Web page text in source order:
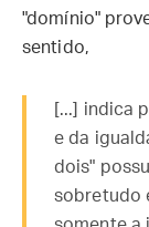
"domínio"
sentido,
[...] indica
e da
dois"
sobretudo